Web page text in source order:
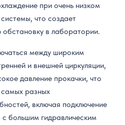
при очень низком
что создает
в лаборатории.
между широким
и внешней циркуляции,
давление прокачки, что
самых разных
включая подключение
большим гидравлическим